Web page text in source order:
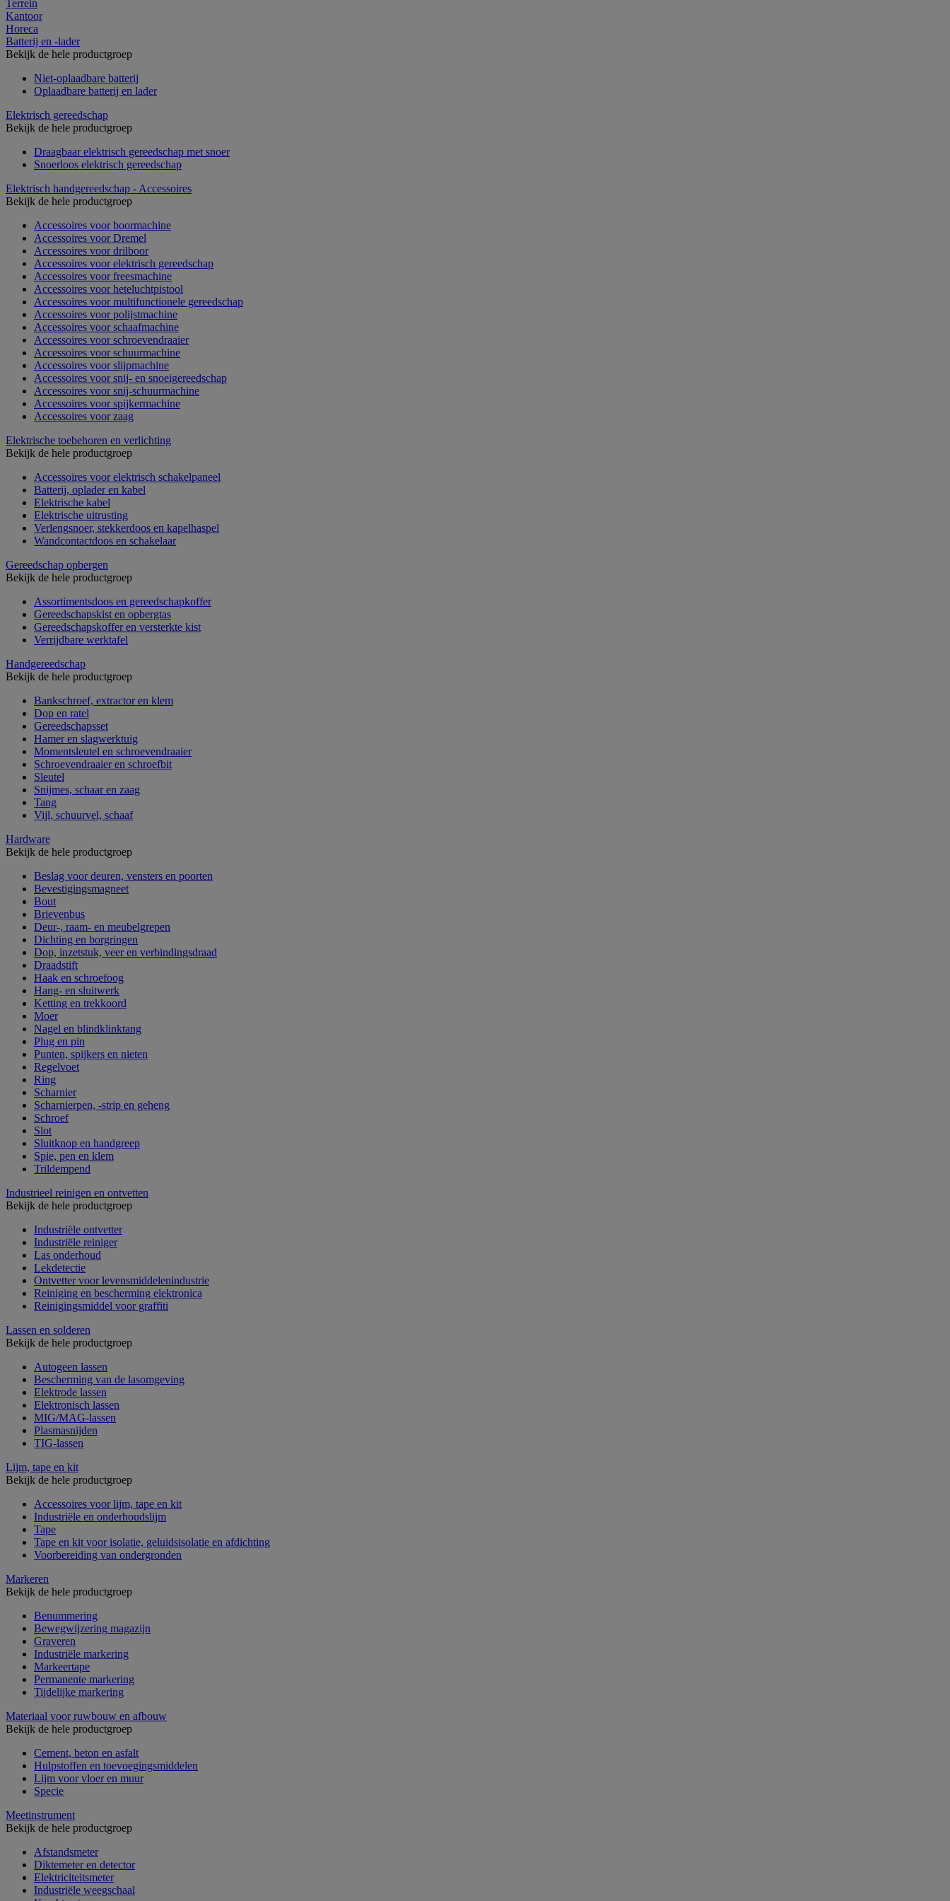
Terrein
Kantoor
Horeca
Batterij en -lader
Bekijk de hele productgroep
Niet-oplaadbare batterij
Oplaadbare batterij en lader
Elektrisch gereedschap
Bekijk de hele productgroep
Draagbaar elektrisch gereedschap met snoer
Snoerloos elektrisch gereedschap
Elektrisch handgereedschap - Accessoires
Bekijk de hele productgroep
Accessoires voor boormachine
Accessoires voor Dremel
Accessoires voor drilboor
Accessoires voor elektrisch gereedschap
Accessoires voor freesmachine
Accessoires voor heteluchtpistool
Accessoires voor multifunctionele gereedschap
Accessoires voor polijstmachine
Accessoires voor schaafmachine
Accessoires voor schroevendraaier
Accessoires voor schuurmachine
Accessoires voor slijpmachine
Accessoires voor snij- en snoeigereedschap
Accessoires voor snij-schuurmachine
Accessoires voor spijkermachine
Accessoires voor zaag
Elektrische toebehoren en verlichting
Bekijk de hele productgroep
Accessoires voor elektrisch schakelpaneel
Batterij, oplader en kabel
Elektrische kabel
Elektrische uitrusting
Verlengsnoer, stekkerdoos en kapelhaspel
Wandcontactdoos en schakelaar
Gereedschap opbergen
Bekijk de hele productgroep
Assortimentsdoos en gereedschapkoffer
Gereedschapskist en opbergtas
Gereedschapskoffer en versterkte kist
Verrijdbare werktafel
Handgereedschap
Bekijk de hele productgroep
Bankschroef, extractor en klem
Dop en ratel
Gereedschapsset
Hamer en slagwerktuig
Momentsleutel en schroevendraaier
Schroevendraaier en schroefbit
Sleutel
Snijmes, schaar en zaag
Tang
Vijl, schuurvel, schaaf
Hardware
Bekijk de hele productgroep
Beslag voor deuren, vensters en poorten
Bevestigingsmagneet
Bout
Brievenbus
Deur-, raam- en meubelgrepen
Dichting en borgringen
Dop, inzetstuk, veer en verbindingsdraad
Draadstift
Haak en schroefoog
Hang- en sluitwerk
Ketting en trekkoord
Moer
Nagel en blindklinktang
Plug en pin
Punten, spijkers en nieten
Regelvoet
Ring
Scharnier
Scharnierpen, -strip en geheng
Schroef
Slot
Sluitknop en handgreep
Spie, pen en klem
Trildempend
Industrieel reinigen en ontvetten
Bekijk de hele productgroep
Industriële ontvetter
Industriële reiniger
Las onderhoud
Lekdetectie
Ontvetter voor levensmiddelenindustrie
Reiniging en bescherming elektronica
Reinigingsmiddel voor graffiti
Lassen en solderen
Bekijk de hele productgroep
Autogeen lassen
Bescherming van de lasomgeving
Elektrode lassen
Elektronisch lassen
MIG/MAG-lassen
Plasmasnijden
TIG-lassen
Lijm, tape en kit
Bekijk de hele productgroep
Accessoires voor lijm, tape en kit
Industriële en onderhoudslijm
Tape
Tape en kit voor isolatie, geluidsisolatie en afdichting
Voorbereiding van ondergronden
Markeren
Bekijk de hele productgroep
Benummering
Bewegwijzering magazijn
Graveren
Industriële markering
Markeertape
Permanente markering
Tijdelijke markering
Materiaal voor ruwbouw en afbouw
Bekijk de hele productgroep
Cement, beton en asfalt
Hulpstoffen en toevoegingsmiddelen
Lijm voor vloer en muur
Specie
Meetinstrument
Bekijk de hele productgroep
Afstandsmeter
Diktemeter en detector
Elektriciteitsmeter
Industriële weegschaal